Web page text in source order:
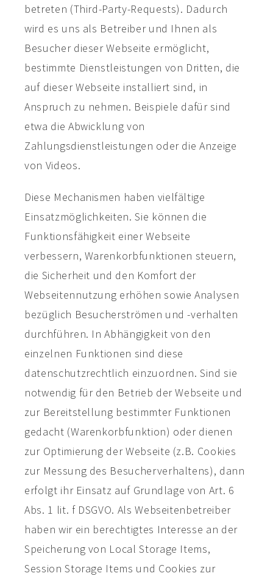
betreten (Third-Party-Requests). Dadurch
wird es uns als Betreiber und Ihnen als
Besucher dieser Webseite ermöglicht,
bestimmte Dienstleistungen von Dritten, die
auf dieser Webseite installiert sind, in
Anspruch zu nehmen. Beispiele dafür sind
etwa die Abwicklung von
Zahlungsdienstleistungen oder die Anzeige
von Videos.
Diese Mechanismen haben vielfältige
Einsatzmöglichkeiten. Sie können die
Funktionsfähigkeit einer Webseite
verbessern, Warenkorbfunktionen steuern,
die Sicherheit und den Komfort der
Webseitennutzung erhöhen sowie Analysen
bezüglich Besucherströmen und -verhalten
durchführen. In Abhängigkeit von den
einzelnen Funktionen sind diese
datenschutzrechtlich einzuordnen. Sind sie
notwendig für den Betrieb der Webseite und
zur Bereitstellung bestimmter Funktionen
gedacht (Warenkorbfunktion) oder dienen
zur Optimierung der Webseite (z.B. Cookies
zur Messung des Besucherverhaltens), dann
erfolgt ihr Einsatz auf Grundlage von Art. 6
Abs. 1 lit. f DSGVO. Als Webseitenbetreiber
haben wir ein berechtigtes Interesse an der
Speicherung von Local Storage Items,
Session Storage Items und Cookies zur